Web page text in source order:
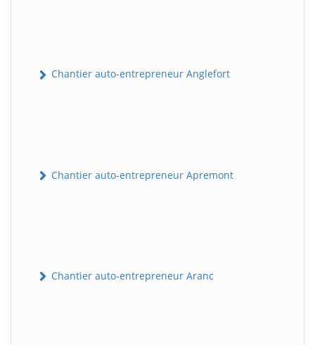
Chantier auto-entrepreneur Anglefort
Chantier auto-entrepreneur Apremont
Chantier auto-entrepreneur Aranc